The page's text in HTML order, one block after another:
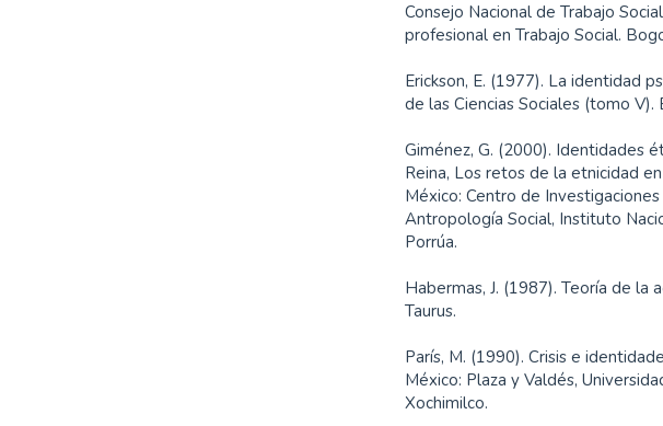
Consejo Nacional de Trabajo
profesional en Trabajo Social.
Erickson, E. (1977). La identidad
de las Ciencias Sociales (tomo V).
Giménez, G. (2000). Identidades
Reina, Los retos de la etnicidad
México: Centro de
Antropología Social, Instituto
Porrúa.
Habermas, J. (1987). Teoría de la
Taurus.
París, M. (1990). Crisis e
México: Plaza y Valdés,
Xochimilco.